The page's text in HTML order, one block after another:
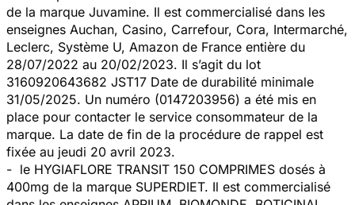
de la marque Juvamine. Il est commercialisé dans les
enseignes Auchan, Casino, Carrefour, Cora, Intermarché,
Leclerc, Système U, Amazon de France entière du
28/07/2022 au 20/02/2023. Il s’agit du lot
3160920643682 JST17 Date de durabilité minimale
31/05/2025. Un numéro (0147203956) a été mis en
place pour contacter le service consommateur de la
marque. La date de fin de la procédure de rappel est
fixée au jeudi 20 avril 2023.
- le HYGIAFLORE TRANSIT 150 COMPRIMES dosés à
400mg de la marque SUPERDIET. Il est commercialisé